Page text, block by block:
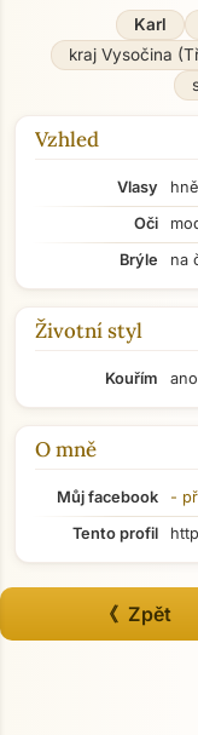
Karl
kraj Vysočina
Vzhled
Vlasy
Oči
Brýle
na
Životní styl
Kouřím ano
O mně
Můj facebook -
Tento profil
《 Zpět